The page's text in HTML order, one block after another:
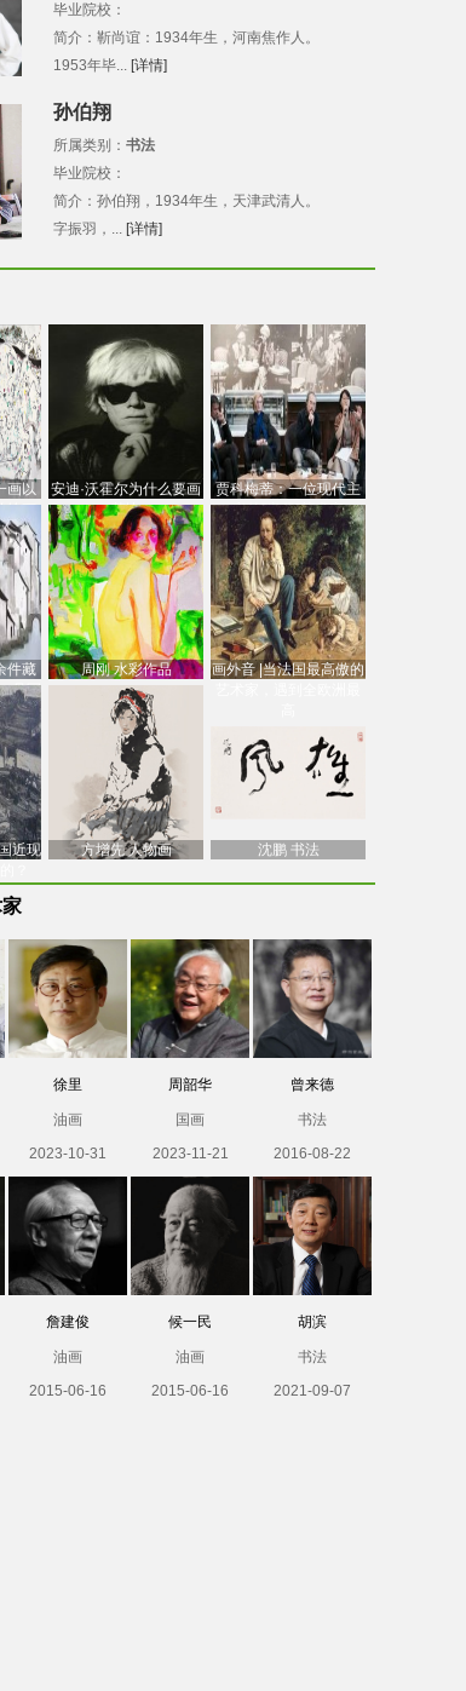
毕业院校：
简介：靳尚谊：1934年生，河南焦作人。
1953年毕... [详情]
孙伯翔
所属类别： 书法
毕业院校：
简介：孙伯翔，1934年生，天津武清人。
字振羽，... [详情]
画以
绘画
安迪·沃霍尔为什么要画
芭比
贾科梅蒂：一位现代主
义的“当代”艺术家
件藏
吴冠
周刚 水彩作品
画外音 |当法国最高傲的
近现
方增先 人物画 沈鹏 书法
徐里
油画
2023-10-31
周韶华
国画
2023-11-21
曾来德
书法
2016-08-22
詹建俊
油画
2015-06-16
候一民
油画
2015-06-16
胡滨
书法
2021-09-07